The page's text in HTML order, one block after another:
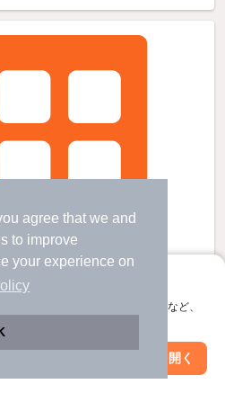
agree that we and
to improve
your experience on
サクサクお部屋探し
る。マップ検索やお気に入り保存など、
アプリを開く
絞り込み条件を変更